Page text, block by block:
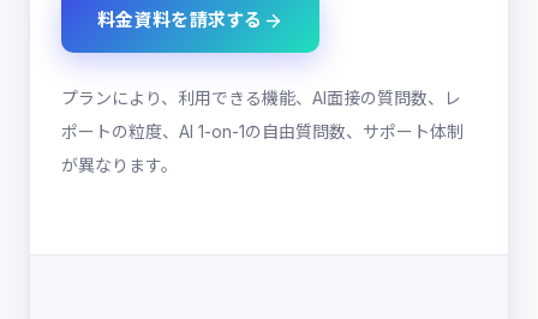
料金資料を請求する
プランにより、利用できる機能、AI面接の質問数、レ
ポートの粒度、AI 1-on-1の自由質問数、サポート体制
が異なります。